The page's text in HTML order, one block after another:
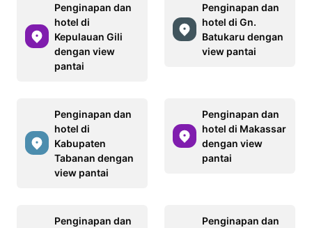
Penginapan dan
hotel di
Kepulauan Gili
dengan view
pantai
Penginapan dan
hotel di Gn.
Batukaru dengan
view pantai
Penginapan dan
hotel di
Kabupaten
Tabanan dengan
view pantai
Penginapan dan
hotel di Makassar
dengan view
pantai
Penginapan dan
Penginapan dan